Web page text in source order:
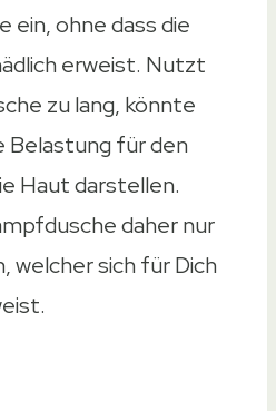
ohne dass die
erweist. Nutzt
zu lang, könnte
Belastung für den
Haut darstellen.
daher nur
welcher sich für Dich